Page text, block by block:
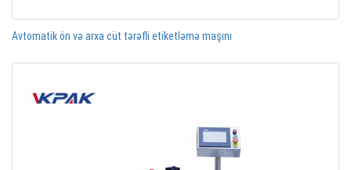
Avtomatik ön və arxa cüt tərəfli etiketləmə maşını